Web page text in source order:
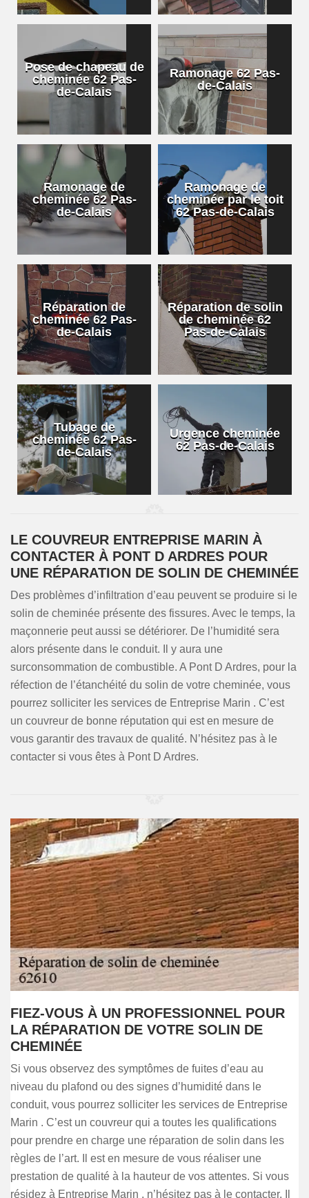
Pose de chapeau de
cheminée 62 Pas-
de-Calais
Ramonage 62 Pas-
de-Calais
Ramonage de
cheminée 62 Pas-
de-Calais
Ramonage de
cheminée par le toit
62 Pas-de-Calais
Réparation de
cheminée 62 Pas-
de-Calais
Réparation de solin
de cheminée 62
Pas-de-Calais
Tubage de
cheminée 62 Pas-
de-Calais
Urgence cheminée
62 Pas-de-Calais
LE COUVREUR ENTREPRISE MARIN À
CONTACTER À PONT D ARDRES POUR
UNE RÉPARATION DE SOLIN DE CHEMINÉE
Des problèmes d’infiltration d’eau peuvent se produire si le
solin de cheminée présente des fissures. Avec le temps, la
maçonnerie peut aussi se détériorer. De l’humidité sera
alors présente dans le conduit. Il y aura une
surconsommation de combustible. A Pont D Ardres, pour la
réfection de l’étanchéité du solin de votre cheminée, vous
pourrez solliciter les services de Entreprise Marin . C’est
un couvreur de bonne réputation qui est en mesure de
vous garantir des travaux de qualité. N’hésitez pas à le
contacter si vous êtes à Pont D Ardres.
FIEZ-VOUS À UN PROFESSIONNEL POUR
LA RÉPARATION DE VOTRE SOLIN DE
CHEMINÉE
Si vous observez des symptômes de fuites d’eau au
niveau du plafond ou des signes d’humidité dans le
conduit, vous pourrez solliciter les services de Entreprise
Marin . C’est un couvreur qui a toutes les qualifications
pour prendre en charge une réparation de solin dans les
règles de l’art. Il est en mesure de vous réaliser une
prestation de qualité à la hauteur de vos attentes. Si vous
résidez à Entreprise Marin , n’hésitez pas à le contacter. Il